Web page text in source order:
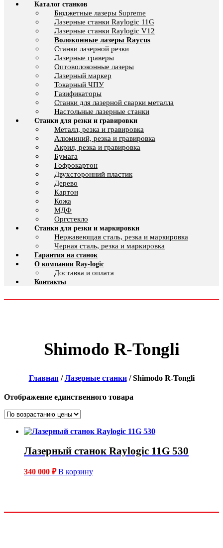
Каталог станков
Бюджетные лазеры Supreme
Лазерные станки Raylogic 11G
Лазерные станки Raylogic V12
Волоконные лазеры Raycus
Станки лазерной резки
Лазерные граверы
Оптоволоконные лазеры
Лазерный маркер
Токарный ЧПУ
Газификаторы
Cтанки для лазерной сварки металла
Настольные лазерные станки
Станки для резки и гравировки
Металл, резка и гравировка
Алюминий, резка и гравировка
Акрил, резка и гравировка
Бумага
Гофрокартон
Двухсторонний пластик
Дерево
Картон
Кожа
МДФ
Оргстекло
Станки для резки и маркировки
Нержавеющая сталь, резка и маркировка
Черная сталь, резка и маркировка
Гарантия на станок
О компании Ray-logic
Доставка и оплата
Контакты
Shimodo R-Tongli
Главная/Лазерные станки/ Shimodo R-Tongli
Отображение единственного товара
Лазерный станок Raylogic 11G 530
340 000 ₽ В корзину